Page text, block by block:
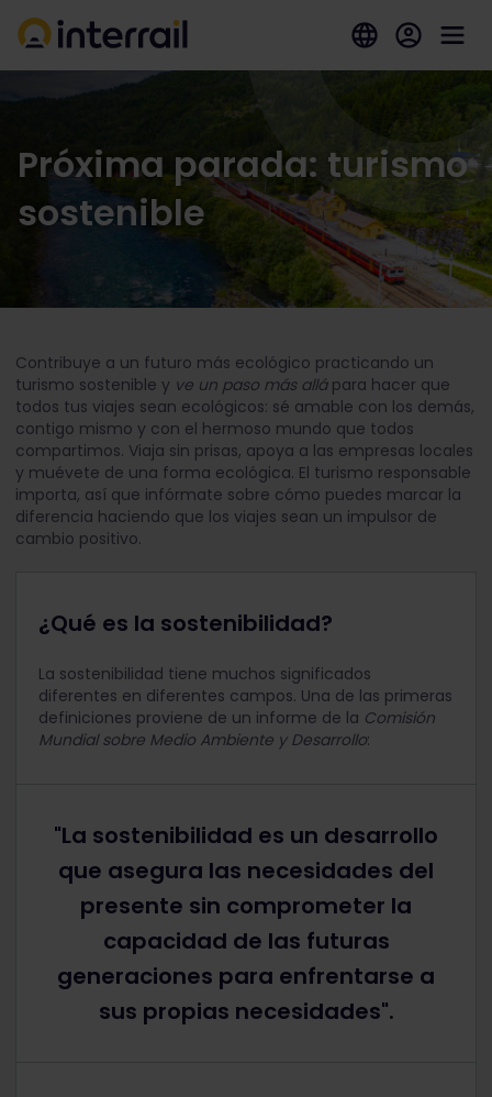
Próxima parada: turismo
sostenible
Contribuye a un futuro más ecológico practicando un
turismo sostenible y ve un paso más allápara hacer que
todos tus viajes sean ecológicos: sé amable con los demás,
contigo mismo y con el hermoso mundo que todos
compartimos. Viaja sin prisas, apoya a las empresas locales
y muévete de una forma ecológica. El turismo responsable
importa, así que infórmate sobre cómo puedes marcar la
diferencia haciendo que los viajes sean un impulsor de
cambio positivo.
¿Qué es la sostenibilidad?
La sostenibilidad tiene muchos significados
diferentes en diferentes campos. Una de las primeras
definiciones proviene de un informe de la Comisión
Mundial sobre Medio Ambiente y Desarrollo:
"La sostenibilidad es un desarrollo
que asegura las necesidades del
presente sin comprometer la
capacidad de las futuras
generaciones para enfrentarse a
sus propias necesidades".